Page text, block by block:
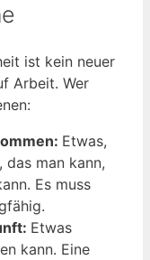
ist kein neuer
Arbeit. Wer
Etwas,
man kann,
Es muss
Etwas
kann. Eine